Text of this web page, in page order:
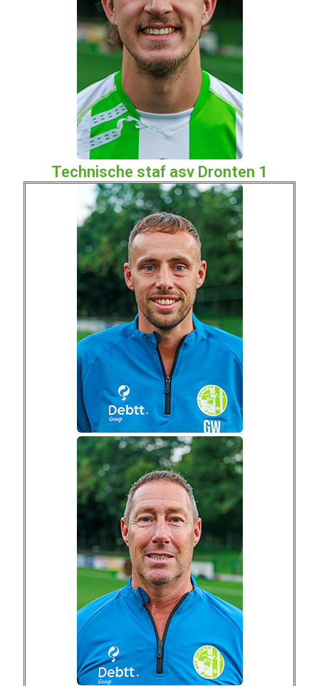
Technische staf asv Dronten 1